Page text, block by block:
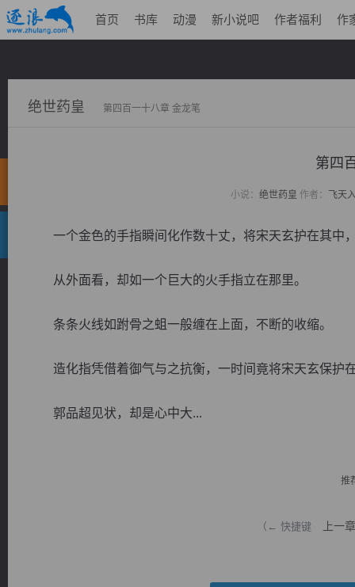
首页 书库 动漫 新小说吧 作者福利 作
绝世药皇 第四百一十八章 金龙笔
第四
小说： 绝世药皇 作者： 飞天
一个金色的手指瞬间化作数十丈，将宋天玄护在其中
从外面看，却如一个巨大的火手指立在那里。
条条火线如跗骨之蛆一般缠在上面，不断的收缩。
造化指凭借着御气与之抗衡，一时间竟将宋天玄保护
郭品超见状，却是心中大...
推
（← 快捷键 上一章